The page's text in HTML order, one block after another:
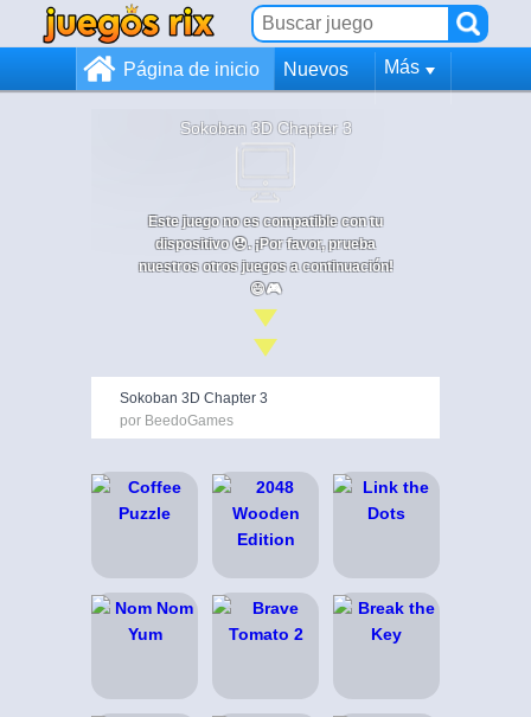
Página de inicio Nuevos Más
Sokoban 3D Chapter 3
Este juego no es compatible con tu
dispositivo 😞. ¡Por favor, prueba
nuestros otros juegos a continuación!
😄🎮
Sokoban 3D Chapter 3
por BeedoGames